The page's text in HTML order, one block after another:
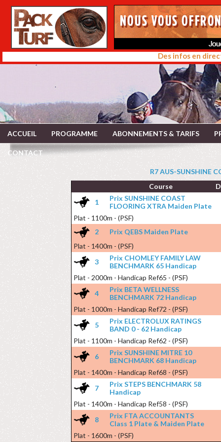
Des infos en
ACCUEIL PROGRAMME ABONNEMENTS & TARIFS
CONTACT
R7 AUS-SUNSHINE
Course
1
Prix SUNSHINE COAST
FLOORING XTRA Maiden Plate
Plat - 1100m - (PSF)
2
Prix QEBS Maiden Plate
Plat - 1400m - (PSF)
3
Prix CHOMLEY FAMILY LAW
BENCHMARK 65 Handicap
Plat - 2000m - Handicap Ref65 - (PSF)
4
Prix BETA WELLNESS
BENCHMARK 72 Handicap
Plat - 1000m - Handicap Ref72 - (PSF)
5
Prix ELECTROLUX RATINGS
BAND 0 - 62 Handicap
Plat - 1100m - Handicap Ref62 - (PSF)
6
Prix SUNSHINE MITRE 10
BENCHMARK 68 Handicap
Plat - 1400m - Handicap Ref68 - (PSF)
7
Prix STEPS BENCHMARK 58
Handicap
Plat - 1400m - Handicap Ref58 - (PSF)
8
Prix FTA ACCOUNTANTS
Class 1 Plate & Maiden Plate
Plat - 1600m - (PSF)